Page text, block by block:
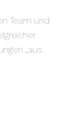
Team und
„aus